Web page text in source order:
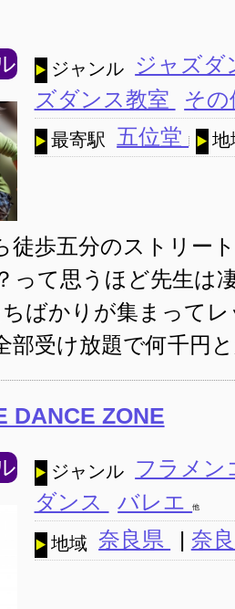
ジャンル
ジャズ
ズダンス教室
そ
最寄駅 五位堂 地
徒歩五分のストリー
って思うほど先生は
ちばかりが集まって
部受け放題で何千円
DANCE ZONE
ジャンル
フラメ
ダンス
バレエ他
地域 奈良県 | 奈